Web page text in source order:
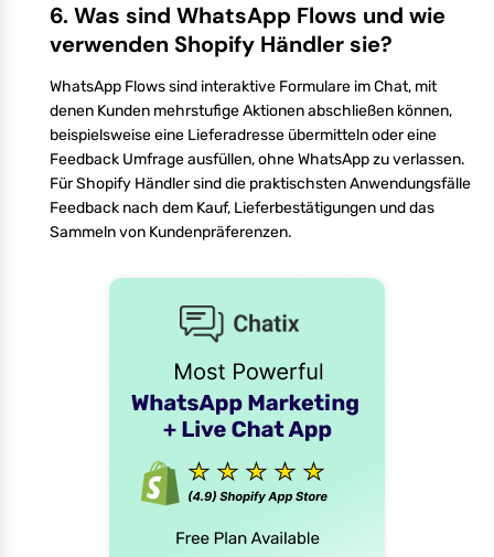
6. Was sind WhatsApp Flows und wie
verwenden Shopify Händler sie?
WhatsApp Flows sind interaktive Formulare im Chat, mit
denen Kunden mehrstufige Aktionen abschließen können,
beispielsweise eine Lieferadresse übermitteln oder eine
Feedback Umfrage ausfüllen, ohne WhatsApp zu verlassen.
Für Shopify Händler sind die praktischsten Anwendungsfälle
Feedback nach dem Kauf, Lieferbestätigungen und das
Sammeln von Kundenpräferenzen.